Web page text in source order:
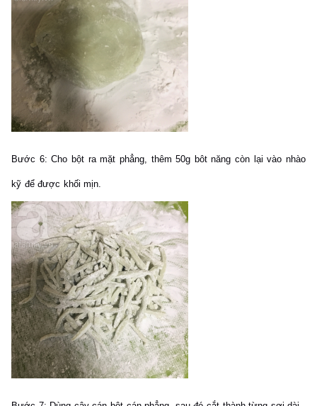
Bước 6:Cho bột ra mặt phẳng, thêm 50g bôt năng còn lại vào nhào
kỹ để được khối mịn.